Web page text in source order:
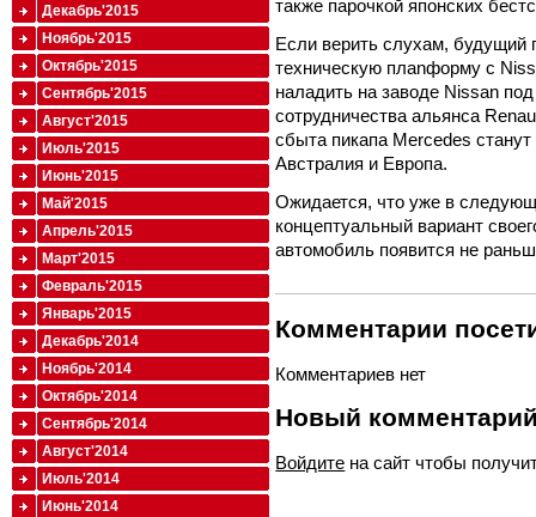
также парочкой японских
Если верить слухам, будущий
техническую плаnформу с
наладить на заводе Nissan
сотрудничества альянса
сбыта пикапа Mercedes
Австралия и Европа.
Ожидается, что уже в
концептуальный вариант
автомобиль появится не
Комментарии
Комментариев нет
Новый
Войдите на сайт чтобы
Декабрь'2015
Ноябрь'2015
Октябрь'2015
Сентябрь'2015
Август'2015
Июль'2015
Июнь'2015
Май'2015
Апрель'2015
Март'2015
Февраль'2015
Январь'2015
Декабрь'2014
Ноябрь'2014
Октябрь'2014
Сентябрь'2014
Август'2014
Июль'2014
Июнь'2014